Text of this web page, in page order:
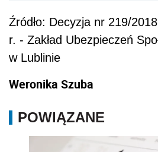
Źródło: Decyzja nr 219/
r. - Zakład Ubezpieczeń
w Lublinie
Weronika Szuba
POWIĄZANE